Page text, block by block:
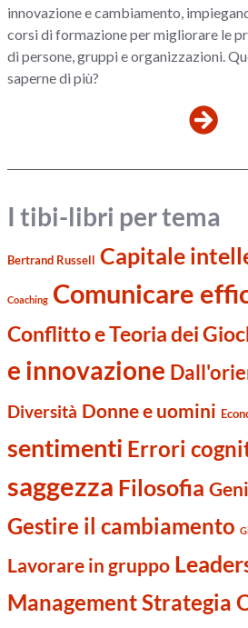
innovazione e cambiamento,
corsi di formazione per migliorare le
di persone, gruppi e organizzazioni.
saperne di più?
I tibi-libri per tema
Bertrand Russell Capitale
Coaching Comunicare
Conflitto e Teoria dei
e innovazione
Diversità Donne e uomini
sentimenti Errori
saggezza Filosofia
Gestire il cambiamento
Lavorare in gruppo
Management Strategia